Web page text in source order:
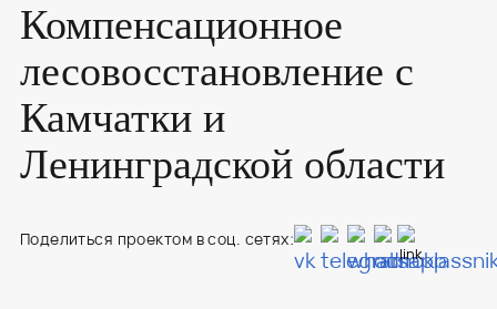
Компенсационное
лесовосстановление с
Камчатки и
Ленинградской области
Поделиться проектом в соц. сетях: